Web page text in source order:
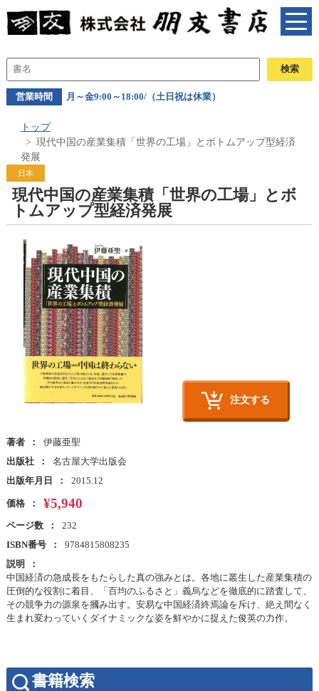
営業時間 月～金9:00～18:00/（土日祝は休業）
トップ
現代中国の産業集積「世界の工場」とボトムアップ型経済
発展
日本
現代中国の産業集積「世界の工場」とボ
トムアップ型経済発展
注文する
著者
伊藤亜聖
出版社
名古屋大学出版会
出版年月日
2015.12
価格 ¥5,940
ページ数
232
ISBN番号
9784815808235
説明
中国経済の急成長をもたらした真の強みとは。各地に叢生した産業集積の
圧倒的な役割に着目、「百均のふるさと」義烏などを徹底的に踏査して、
その競争力の源泉を摑み出す。安易な中国経済終焉論を斥け、絶え間なく
生まれ変わっていくダイナミックな姿を鮮やかに捉えた俊英の力作。
書籍検索